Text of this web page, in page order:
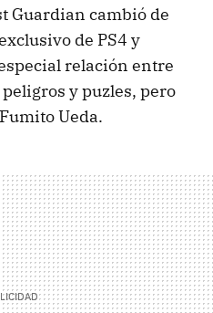
Guardian cambió de
de PS4 y
relación entre
y puzles, pero
Ueda.